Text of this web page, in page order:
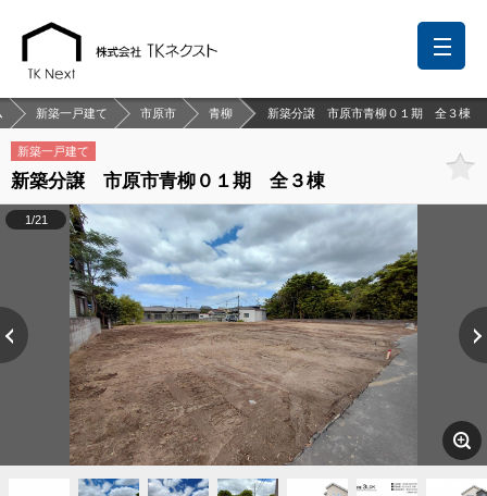
新築一戸建て 市原市 青柳 新築分譲 市原市青柳０１期 全３棟
新築一戸建て
新築分譲 市原市青柳０１期 全３棟
1/21
前回の履歴 検討リスト 保存した検索条件
中国語での対応も可能です
お問い合わせ
営業メールは固くお断りします
お知らせ
千葉本店 松戸支店 成田支店 木更津支店
神奈川支店
沖縄支店